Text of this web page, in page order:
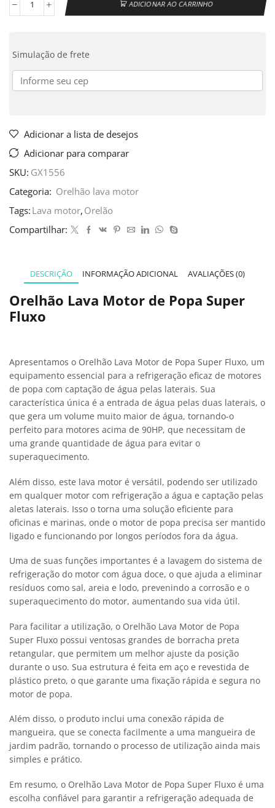
ADICIONAR AO CARRINHO
Simulação de frete
Adicionar a lista de desejos
Adicionar para comparar
SKU: GX1556
Categoria: Orelhão lava motor
Tags: Lava motor, Orelão
Compartilhar:
DESCRIÇÃO INFORMAÇÃO ADICIONAL AVALIAÇÕES (0)
Orelhão Lava Motor de Popa Super
Fluxo
Apresentamos o Orelhão Lava Motor de Popa Super Fluxo, um
equipamento essencial para a refrigeração eficaz de motores
de popa com captação de água pelas laterais. Sua
característica única é a entrada de água pelas duas laterais, o
que gera um volume muito maior de água, tornando-o
perfeito para motores acima de 90HP, que necessitam de
uma grande quantidade de água para evitar o
superaquecimento.
Além disso, este lava motor é versátil, podendo ser utilizado
em qualquer motor com refrigeração a água e captação pelas
aletas laterais. Isso o torna uma solução eficiente para
oficinas e marinas, onde o motor de popa precisa ser mantido
ligado e funcionando por longos períodos fora da água.
Uma de suas funções importantes é a lavagem do sistema de
refrigeração do motor com água doce, o que ajuda a eliminar
resíduos como sal, areia e lodo, prevenindo a corrosão e o
superaquecimento do motor, aumentando sua vida útil.
Para facilitar a utilização, o Orelhão Lava Motor de Popa
Super Fluxo possui ventosas grandes de borracha preta
retangular, que permitem um melhor ajuste da posição
durante o uso. Sua estrutura é feita em aço e revestida de
plástico preto, o que garante uma fixação rápida e segura no
motor de popa.
Além disso, o produto inclui uma conexão rápida de
mangueira, que se conecta facilmente a uma mangueira de
jardim padrão, tornando o processo de utilização ainda mais
simples e prático.
Em resumo, o Orelhão Lava Motor de Popa Super Fluxo é uma
escolha confiável para garantir a refrigeração adequada de